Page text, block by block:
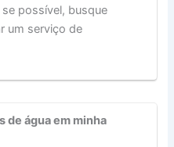
possível, busque
um serviço de
de água em minha